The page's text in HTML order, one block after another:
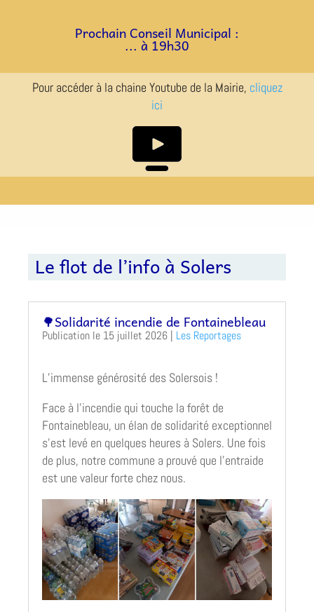
Prochain Conseil Municipal :
... à 19h30
Pour accéder à la chaine Youtube de la Mairie, cliquez
ici
Le flot de l’info à Solers
🌳Solidarité incendie de Fontainebleau
15 juillet 2026 | Les Reportages
L’immense générosité des Solersois !
Face à l’incendie qui touche la forêt de
Fontainebleau, un élan de solidarité exceptionnel
s’est levé en quelques heures à Solers. Une fois
de plus, notre commune a prouvé que l’entraide
est une valeur forte chez nous.